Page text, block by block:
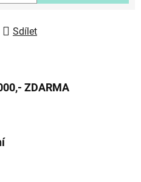
Sdílet
ZDARMA